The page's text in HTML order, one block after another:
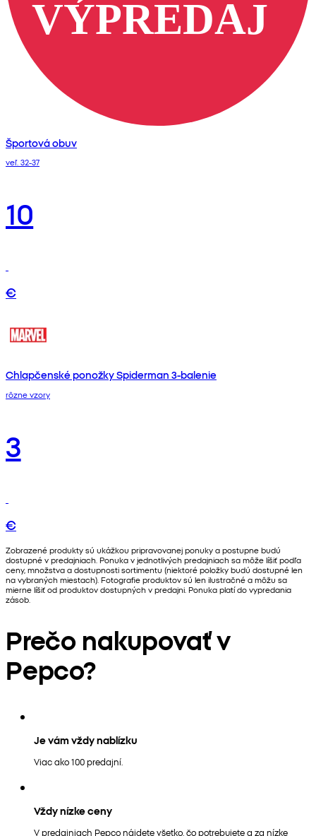
Športová obuv
veľ. 32-37
10
€
Chlapčenské ponožky Spiderman 3-balenie
rôzne vzory
3
€
Zobrazené produkty sú ukážkou pripravovanej ponuky a postupne budú
dostupné v predajniach. Ponuka v jednotlivých predajniach sa môže líšiť podľa
ceny, množstva a dostupnosti sortimentu (niektoré položky budú dostupné len
na vybraných miestach). Fotografie produktov sú len ilustračné a môžu sa
mierne líšiť od produktov dostupných v predajni. Ponuka platí do vypredania
zásob.
Prečo nakupovať v
Pepco?
Je vám vždy nablízku
Viac ako 100 predajní.
Vždy nízke ceny
V predajniach Pepco nájdete všetko, čo potrebujete a za nízke